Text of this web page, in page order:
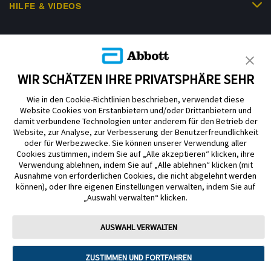
HILFE & VIDEOS
Impressum Nutzungsbedingungen
Datenschutzerklärung
Cookie Richtlinie
Barrierefreiheitserklärung
Mitteilung zur Datenverordnung
Cookie-Präferenzen
Copyright © 2026 Abbott. Alle Rechte vorbehalten. Libre, das
Designs sind das geistige Eigentum der Abbott Unternehmensgruppe in
ausgewählten Ländern.
Tandem Diabetes Care, Inc. Alle Rechte vorbehalten. Tandem Diabetes
WIR SCHÄTZEN IHRE PRIVATSPHÄRE SEHR
Wie in den Cookie-Richtlinien beschrieben, verwendet diese
Website Cookies von Erstanbietern und/oder Drittanbietern und
damit verbundene Technologien unter anderem für den Betrieb der
Website, zur Analyse, zur Verbesserung der Benutzerfreundlichkeit
oder für Werbezwecke. Sie können unserer Verwendung aller
Cookies zustimmen, indem Sie auf „Alle akzeptieren“ klicken, ihre
Verwendung ablehnen, indem Sie auf „Alle ablehnen“ klicken (mit
Ausnahme von erforderlichen Cookies, die nicht abgelehnt werden
können), oder Ihre eigenen Einstellungen verwalten, indem Sie auf
„Auswahl verwalten“ klicken.
AUSWAHL VERWALTEN
ZUSTIMMEN UND FORTFAHREN